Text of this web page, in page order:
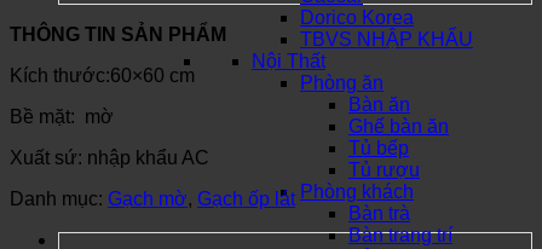
Dorico Korea
TBVS NHẬP KHẨU
Nội Thất
Phòng ăn
Bàn ăn
Ghế bàn ăn
Tủ bếp
Tủ rượu
Phòng khách
Bàn trà
Bàn trang trí
THÔNG TIN SẢN PHẨM
Kích thước:60×60 cm
Bề mặt: mờ
Xuất sứ: nhập khẩu AC
Danh mục: Gạch mờ, Gạch ốp lát